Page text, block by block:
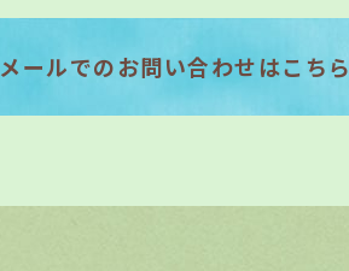
メールでのお問い合わせはこちら